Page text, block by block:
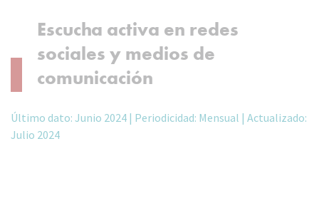
Escucha activa en redes
sociales y medios de
comunicación
Último dato: Junio 2024 | Periodicidad: Mensual | Actualizado:
Julio 2024